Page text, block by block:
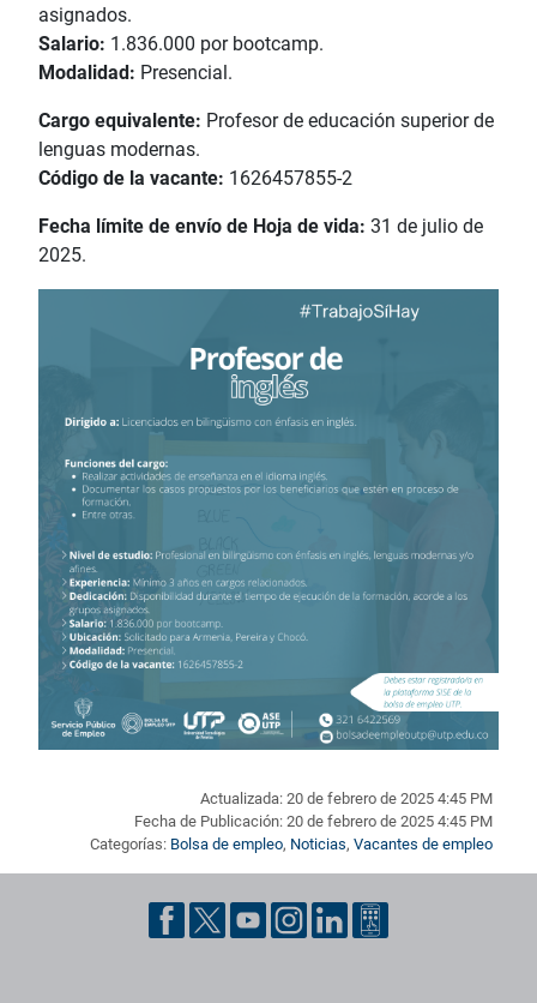
asignados.
Salario: 1.836.000 por bootcamp.
Modalidad: Presencial.
Cargo equivalente: Profesor de educación superior de
lenguas modernas.
Código de la vacante: 1626457855-2
Fecha límite de envío de Hoja de vida: 31 de julio de
2025.
Actualizada: 20 de febrero de 2025 4:45 PM
Fecha de Publicación: 20 de febrero de 2025 4:45 PM
Categorías: Bolsa de empleo, Noticias, Vacantes de empleo
Pie de página con información de contacto, redes sociales y